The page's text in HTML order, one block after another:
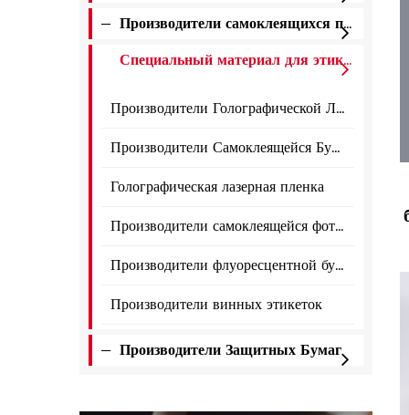
Производители самоклеящихся пленок
Специальный материал для этикеток
Производители Голографической Лазерной Пленки
Производители Самоклеящейся Бумаги из Алюминиевой Фольги
Голографическая лазерная пленка
Производители самоклеящейся фотобумаги
Производители флуоресцентной бумаги
Производители винных этикеток
Производители Защитных Бумаг